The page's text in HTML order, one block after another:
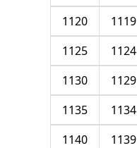
1119
1120
1124
1125
1129
1130
1134
1135
1139
1140